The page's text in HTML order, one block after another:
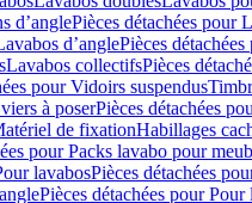
d’anglePièces détachées pour
d’anglePièces
Lavabos collectifsPièces
pour Vidoirs suspendus
à poserPièces détachées
de fixationHabillages
pour Packs lavabo pour
lavabosPièces détachées
Pièces détachées pour Pour